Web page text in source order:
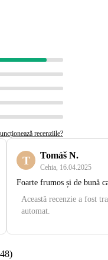
recenziile?
T Tomáš N.
Cehia 16.04.2025
Foarte frumos și de bună
Această recenzie a fost
automat.
48)